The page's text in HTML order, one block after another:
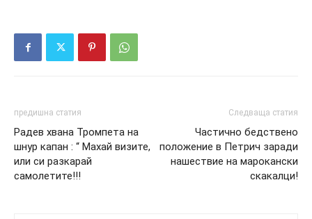
предишна статия
Радев хвана Тромпета на
шнур капан : “ Махай визите,
или си разкарай
самолетите!!!
Следваща статия
Частично бедствено
положение в Петрич заради
нашествие на марокански
скакалци!